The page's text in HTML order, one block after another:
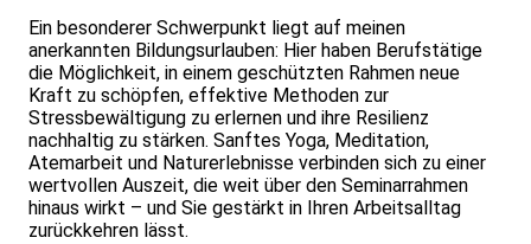
Ein besonderer Schwerpunkt liegt auf meinen
anerkannten Bildungsurlauben: Hier haben Berufstätige
die Möglichkeit, in einem geschützten Rahmen neue
Kraft zu schöpfen, effektive Methoden zur
Stressbewältigung zu erlernen und ihre Resilienz
nachhaltig zu stärken. Sanftes Yoga, Meditation,
Atemarbeit und Naturerlebnisse verbinden sich zu einer
wertvollen Auszeit, die weit über den Seminarrahmen
hinaus wirkt – und Sie gestärkt in Ihren Arbeitsalltag
zurückkehren lässt.